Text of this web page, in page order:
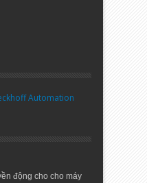
Automation
động cho cho máy